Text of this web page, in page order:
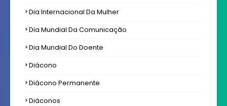
Dia Internacional Da Mulher
Dia Mundial Da Comunicação
Dia Mundial Do Doente
Diácono
Diácono Permanente
Diáconos